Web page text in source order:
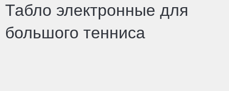
Табло электронные для
большого тенниса